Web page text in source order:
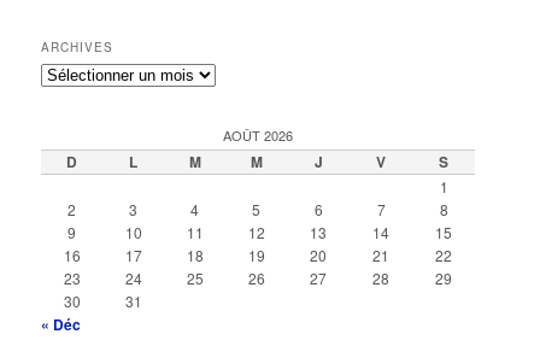
ARCHIVES
Archives
AOÛT 2026
D L M M J V S
1
2
3 4 5 6 7
8
9
10 11 12 13 14
15
16
17 18 19 20 21
22
23
24 25 26 27 28
29
30
31
« Déc